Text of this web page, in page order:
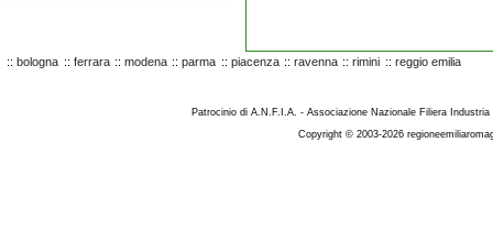
:: bologna :: ferrara :: modena :: parma :: piacenza :: ravenna :: rimini :: reggio emilia
Patrocinio di A.N.F.I.A. - Associazione Nazionale Filiera
Copyright © 2003-2026